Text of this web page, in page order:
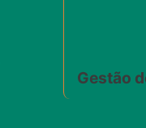
Gestão